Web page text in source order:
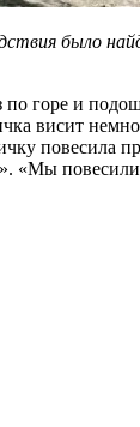
было
по горе и
висит
повесила
«Мы повесили